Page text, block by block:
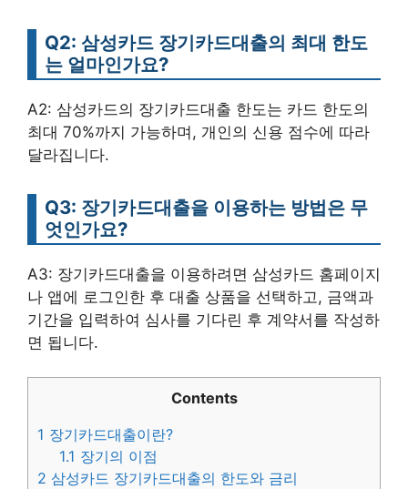
Q2: 삼성카드 장기카드대출의 최대 한도
는 얼마인가요?
A2: 삼성카드의 장기카드대출 한도는 카드 한도의
최대 70%까지 가능하며, 개인의 신용 점수에 따라
달라집니다.
Q3: 장기카드대출을 이용하는 방법은 무
엇인가요?
A3: 장기카드대출을 이용하려면 삼성카드 홈페이지
나 앱에 로그인한 후 대출 상품을 선택하고, 금액과
기간을 입력하여 심사를 기다린 후 계약서를 작성하
면 됩니다.
Contents
1 장기카드대출이란?
1.1 장기의 이점
2 삼성카드 장기카드대출의 한도와 금리